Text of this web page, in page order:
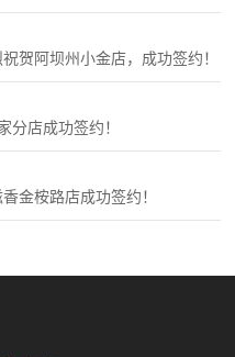
贺阿坝州小金店，成功签约！
分店成功签约！
金桉路店成功签约！